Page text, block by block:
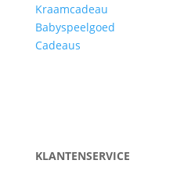
Kraamcadeau
Babyspeelgoed
Cadeaus
KLANTENSERVICE